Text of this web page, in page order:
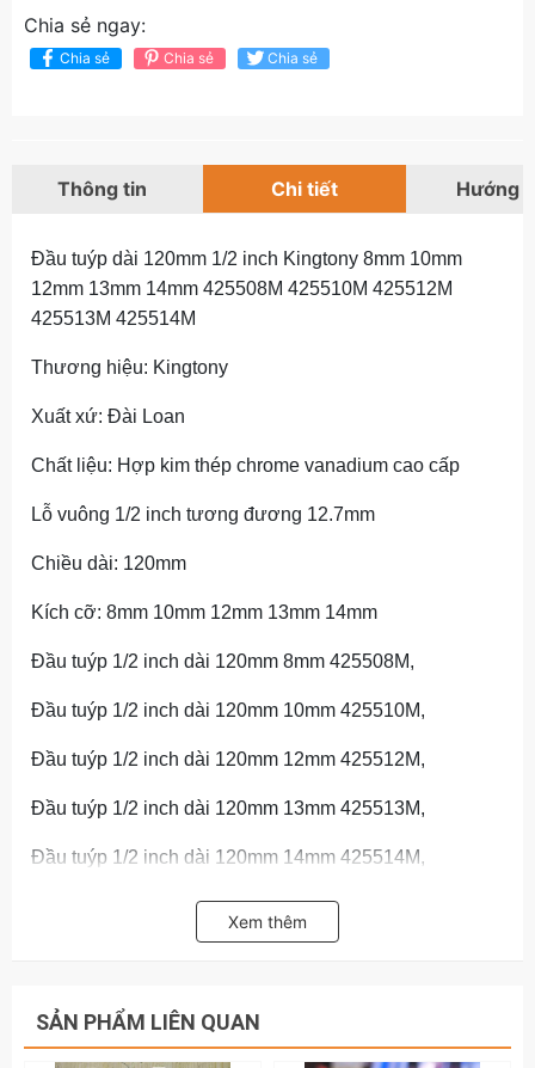
Chia sẻ ngay:
Chia sẻ Chia sẻ Chia sẻ
Thông tin Chi tiết Hướng
Đầu tuýp dài 120mm 1/2 inch Kingtony 8mm 10mm
12mm 13mm 14mm 425508M 425510M 425512M
425513M 425514M
Thương hiệu: Kingtony
Xuất xứ: Đài Loan
Chất liệu: Hợp kim thép chrome vanadium cao cấp
Lỗ vuông 1/2 inch tương đương 12.7mm
Chiều dài: 120mm
Kích cỡ: 8mm 10mm 12mm 13mm 14mm
Đầu tuýp 1/2 inch dài 120mm 8mm 425508M,
Đầu tuýp 1/2 inch dài 120mm 10mm 425510M,
Đầu tuýp 1/2 inch dài 120mm 12mm 425512M,
Đầu tuýp 1/2 inch dài 120mm 13mm 425513M,
Đầu tuýp 1/2 inch dài 120mm 14mm 425514M,
Hãy liên hệ với kamytools để biết thêm thông tin chi tiết
sản phẩm đầu tuýp dài 120mm 1/2 inch Kingtony 8mm
Xem thêm
SẢN PHẨM LIÊN QUAN